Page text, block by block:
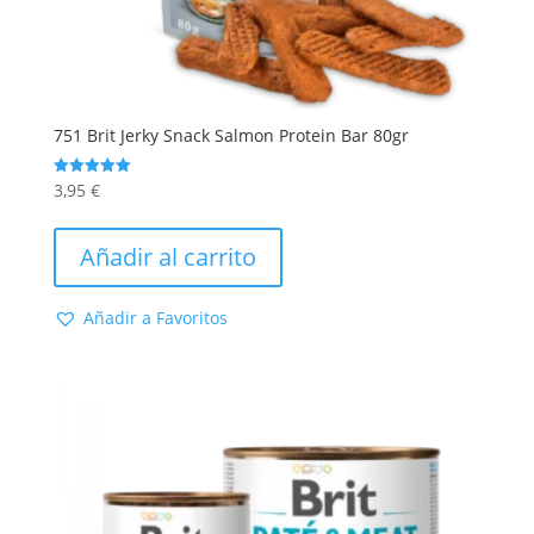
751 Brit Jerky Snack Salmon Protein Bar 80gr
Valorado
con
de 5
3,95 €
Añadir al carrito
Añadir a Favoritos